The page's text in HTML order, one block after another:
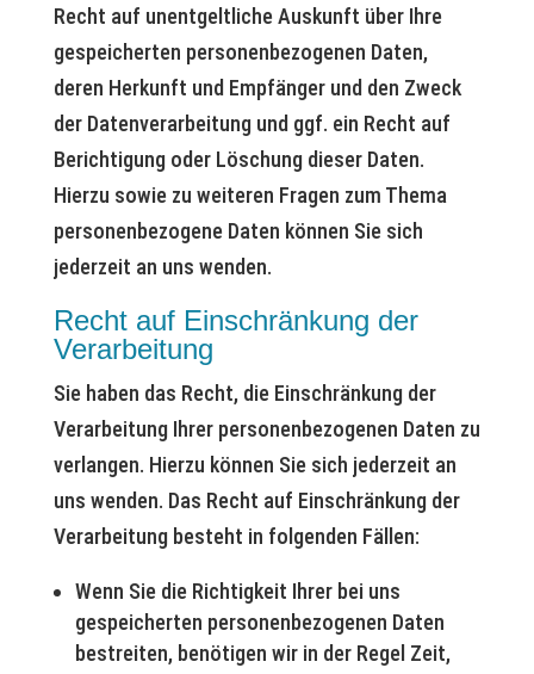
Recht auf unentgeltliche Auskunft über Ihre
gespeicherten personenbezogenen Daten,
deren Herkunft und Empfänger und den Zweck
der Datenverarbeitung und ggf. ein Recht auf
Berichtigung oder Löschung dieser Daten.
Hierzu sowie zu weiteren Fragen zum Thema
personenbezogene Daten können Sie sich
jederzeit an uns wenden.
Recht auf Einschränkung der
Verarbeitung
Sie haben das Recht, die Einschränkung der
Verarbeitung Ihrer personenbezogenen Daten zu
verlangen. Hierzu können Sie sich jederzeit an
uns wenden. Das Recht auf Einschränkung der
Verarbeitung besteht in folgenden Fällen:
Wenn Sie die Richtigkeit Ihrer bei uns
gespeicherten personenbezogenen Daten
bestreiten, benötigen wir in der Regel Zeit,